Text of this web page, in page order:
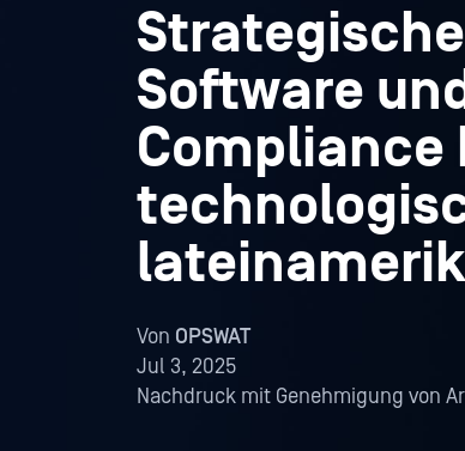
Software
Compliance
Von OPSWAT
Jul 3, 2025
Nachdruck mit Genehmigung von